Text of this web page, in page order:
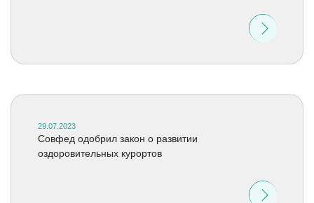
29.07.2023
Совфед одобрил закон о развитии
оздоровительных курортов